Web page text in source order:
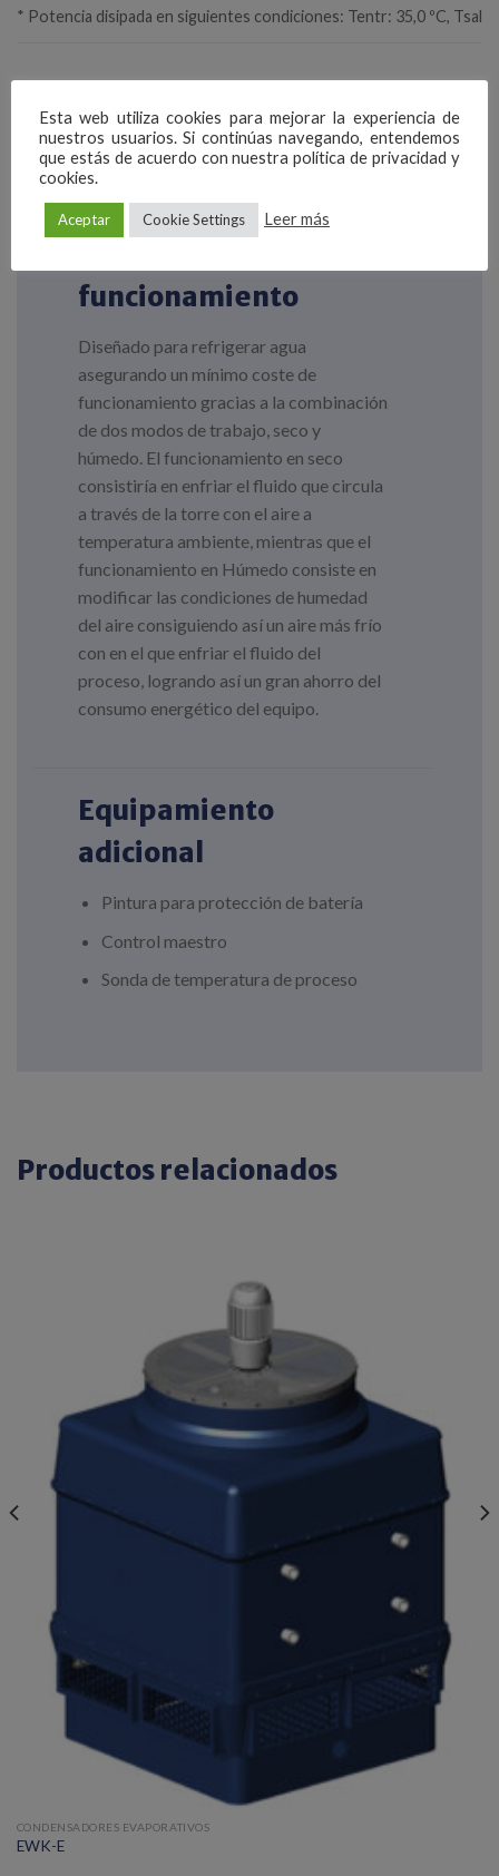
* Potencia disipada en siguientes condiciones: Tentr: 35,0 ºC, Tsal:
funcionamiento
Diseñado para refrigerar agua
asegurando un mínimo coste de
funcionamiento gracias a la combinación
de dos modos de trabajo, seco y
húmedo. El funcionamiento en seco
consistiría en enfriar el fluido que circula
a través de la torre con el aire a
temperatura ambiente, mientras que el
funcionamiento en Húmedo consiste en
modificar las condiciones de humedad
del aire consiguiendo así un aire más frío
con en el que enfriar el fluido del
proceso, logrando así un gran ahorro del
consumo energético del equipo.
Equipamiento
adicional
Pintura para protección de batería
Control maestro
Sonda de temperatura de proceso
Productos relacionados
CONDENSADORES EVAPORATIVOS
EWK-E
Esta web utiliza cookies para mejorar la experiencia de
nuestros usuarios. Si continúas navegando, entendemos
que estás de acuerdo con nuestra política de privacidad y
cookies.
Aceptar Cookie Settings Leer más